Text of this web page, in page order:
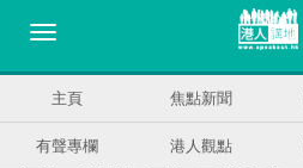
主頁 焦點新聞
有聲專欄 港人觀點